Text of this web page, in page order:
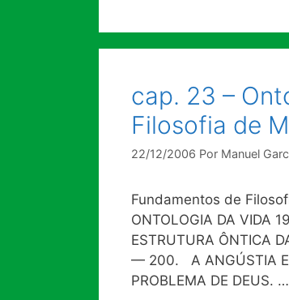
cap. 23 –
Filosofia de
22/12/2006 Por Manuel
Fundamentos de
ONTOLOGIA DA VIDA
ESTRUTURA ÔNTICA
— 200. A ANGÚSTIA
PROBLEMA DE DEUS. …